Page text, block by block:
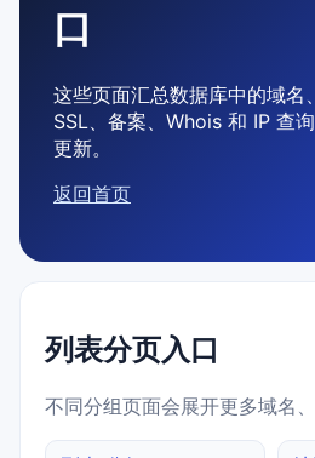
口
这些页面汇总数据库中的域名
SSL、备案、Whois 和 IP 查
更新。
返回首页
列表分页入口
不同分组页面会展开更多域名